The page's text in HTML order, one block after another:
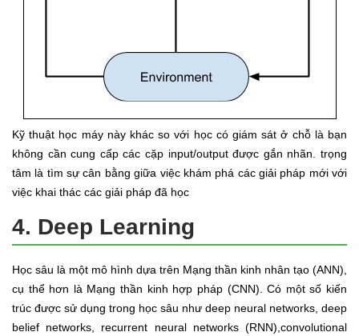
Kỹ thuật học máy này khác so với học có giám sát ở chỗ là bạn
không cần cung cấp các cặp input/output được gắn nhãn. trọng
tâm là tìm sự cân bằng giữa việc khám phá các giải pháp mới với
việc khai thác các giải pháp đã học
4. Deep Learning
Học sâu là một mô hình dựa trên Mạng thần kinh nhân tạo (ANN),
cụ thể hơn là Mạng thần kinh hợp pháp (CNN). Có một số kiến
trúc được sử dụng trong học sâu như deep neural networks, deep
belief networks, recurrent neural networks (RNN),convolutional